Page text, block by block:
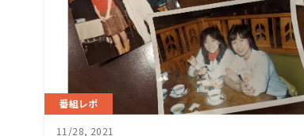
番組レポ
11/28, 2021